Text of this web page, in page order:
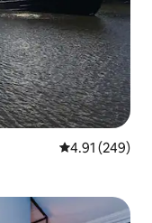
從 249 則評價
4.91 (249)